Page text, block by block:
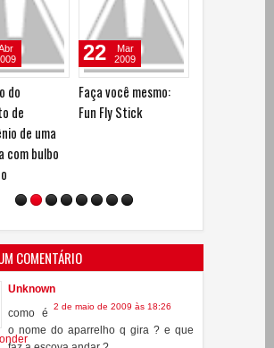
mesmo:
Lâmpada Feita com
Lápis
21
Ago
2008
COMENTÁRIO
Unknown
2 de maio de 2009 às 18:26
como é
o nome do aparrelho q gira ? e que
faz a escova andar ?
Ciência Tube
4 de maio de 2009 às 10:17
O